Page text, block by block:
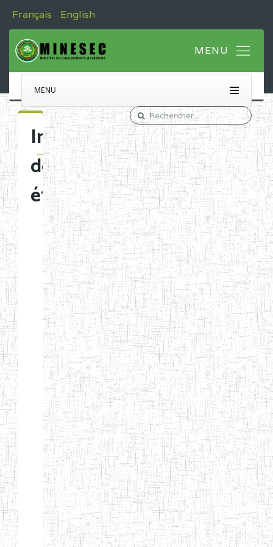
Français English
MENU
Immatriculation
des
établissements
Etablissements
d'enseignement
normal
ENI
Chercher:
Effacer les filtres
Denomination
Type